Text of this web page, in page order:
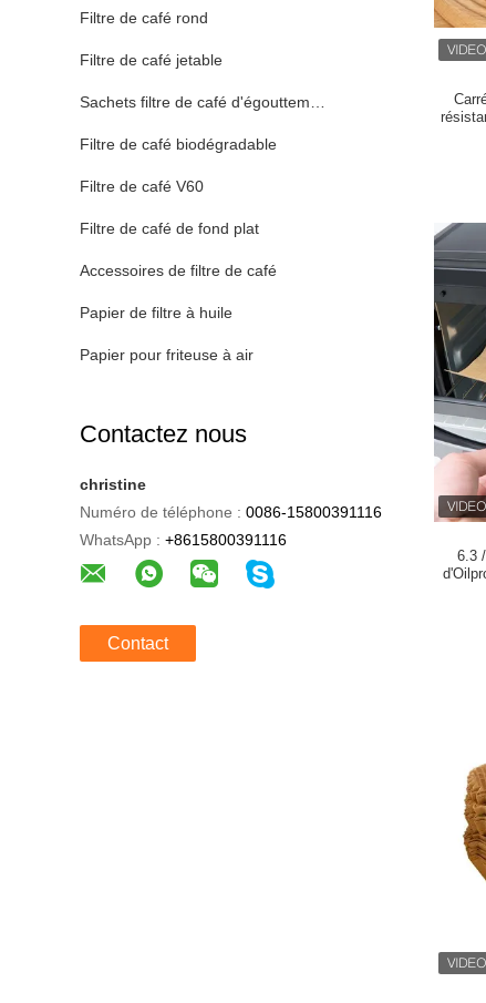
Filtre de café rond
Filtre de café jetable
Sachets filtre de café d'égouttement
Filtre de café biodégradable
Filtre de café V60
Filtre de café de fond plat
Accessoires de filtre de café
Papier de filtre à huile
Papier pour friteuse à air
Contactez nous
christine
Numéro de téléphone : 0086-15800391116
WhatsApp : +8615800391116
Contact
6.3